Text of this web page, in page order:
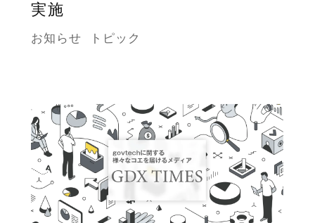
実施
お知らせ トピック